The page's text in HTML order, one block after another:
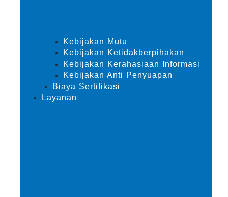
Kebijakan Mutu
Kebijakan Ketidakberpihakan
Kebijakan Kerahasiaan Informasi
Kebijakan Anti Penyuapan
Biaya Sertifikasi
Layanan